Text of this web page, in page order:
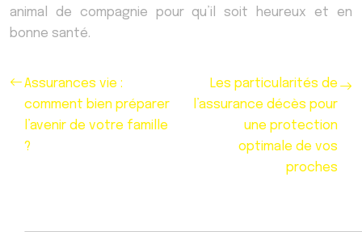
animal de compagnie pour qu’il soit heureux et en
bonne santé.
Assurances vie :
comment bien préparer
l’avenir de votre famille
?
Les particularités de
l’assurance décès pour
une protection
optimale de vos
proches